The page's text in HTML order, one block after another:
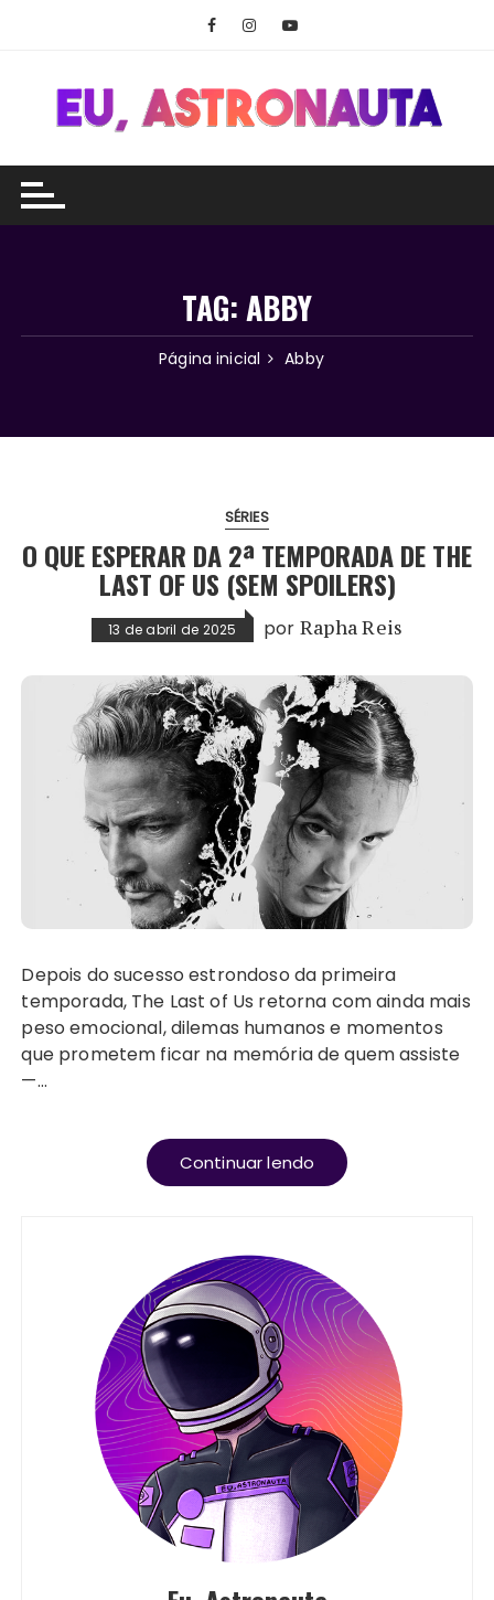
conteúdo
TAG:ABBY
Página inicial Abby
SÉRIES
O QUE ESPERAR DA 2ª TEMPORADA DE THE
LAST OF US (SEM SPOILERS)
13 de abril de 2025 por Rapha Reis
Depois do sucesso estrondoso da primeira
temporada, The Last of Us retorna com ainda mais
peso emocional, dilemas humanos e momentos
que prometem ficar na memória de quem assiste
—…
Continuar lendo